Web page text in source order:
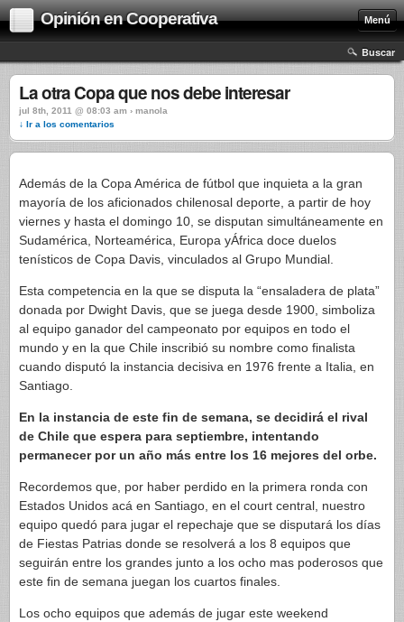
Opinión en Cooperativa Menú
Buscar
La otra Copa que nos debe interesar
jul 8th, 2011 @ 08:03 am › manola
↓ Ir a los comentarios
Además de la Copa América de fútbol que inquieta a la gran
mayoría de los aficionados chilenosal deporte, a partir de hoy
viernes y hasta el domingo 10, se disputan simultáneamente en
Sudamérica, Norteamérica, Europa yÁfrica doce duelos
tenísticos de Copa Davis, vinculados al Grupo Mundial.
Esta competencia en la que se disputa la “ensaladera de plata”
donada por Dwight Davis, que se juega desde 1900, simboliza
al equipo ganador del campeonato por equipos en todo el
mundo y en la que Chile inscribió su nombre como finalista
cuando disputó la instancia decisiva en 1976 frente a Italia, en
Santiago.
En la instancia de este fin de semana, se decidirá el rival
de Chile que espera para septiembre, intentando
permanecer por un año más entre los 16 mejores del orbe.
Recordemos que, por haber perdido en la primera ronda con
Estados Unidos acá en Santiago, en el court central, nuestro
equipo quedó para jugar el repechaje que se disputará los días
de Fiestas Patrias donde se resolverá a los 8 equipos que
seguirán entre los grandes junto a los ocho mas poderosos que
este fin de semana juegan los cuartos finales.
Los ocho equipos que además de jugar este weekend